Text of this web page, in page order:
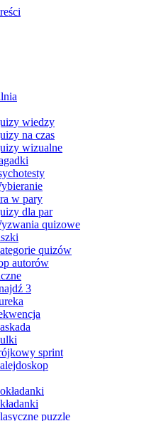
wiedzy
na czas
wizualne
w pary
dla par
quizowe
quizów
autorów
3
sprint
puzzle